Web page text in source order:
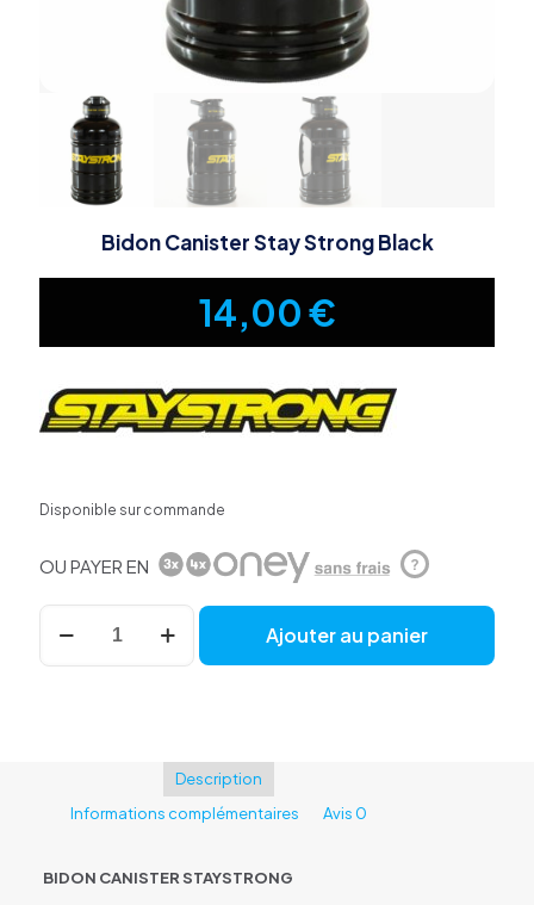
Bidon Canister Stay Strong Black
14,00€
Disponible sur commande
OU PAYER EN ?
quantité
Bidon
Ajouter au panier
Description
Informations complémentaires
Avis 0
BIDON CANISTER STAYSTRONG